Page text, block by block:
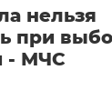
нельзя
при
- МЧС